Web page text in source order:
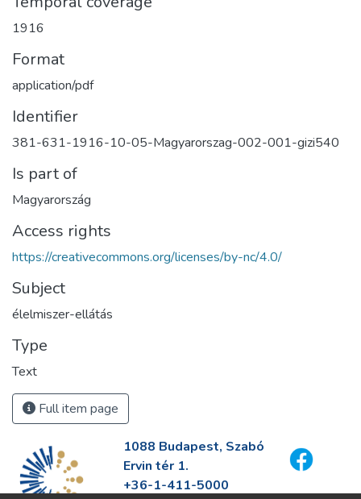
1916
Format
application/pdf
Identifier
381-631-1916-10-05-Magyarorszag-002-001-gizi540
Is part of
Magyarország
Access rights
https://creativecommons.org/licenses/by-nc/4.0/
Subject
élelmiszer-ellátás
Type
Text
Full item page
1088 Budapest, Szabó
Ervin tér 1.
+36-1-411-5000